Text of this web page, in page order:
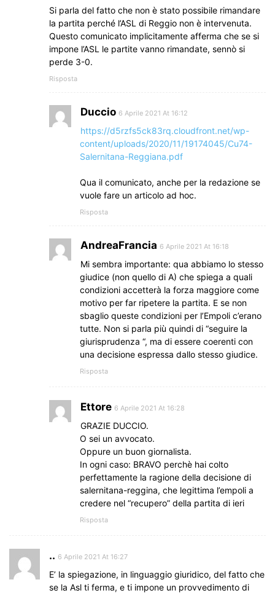
Si parla del fatto che non è stato possibile rimandare
la partita perché l’ASL di Reggio non è intervenuta.
Questo comunicato implicitamente afferma che se si
impone l’ASL le partite vanno rimandate, sennò si
perde 3-0.
Risposta
Duccio 6 Aprile 2021 At 16:12
https://d5rzfs5ck83rq.cloudfront.net/wp-
content/uploads/2020/11/19174045/Cu74-
Salernitana-Reggiana.pdf
Qua il comunicato, anche per la redazione se
vuole fare un articolo ad hoc.
Risposta
AndreaFrancia 6 Aprile 2021 At 16:18
Mi sembra importante: qua abbiamo lo stesso
giudice (non quello di A) che spiega a quali
condizioni accetterà la forza maggiore come
motivo per far ripetere la partita. E se non
sbaglio queste condizioni per l’Empoli c’erano
tutte. Non si parla più quindi di “seguire la
giurisprudenza “, ma di essere coerenti con
una decisione espressa dallo stesso giudice.
Risposta
Ettore 6 Aprile 2021 At 16:28
GRAZIE DUCCIO.
O sei un avvocato.
Oppure un buon giornalista.
In ogni caso: BRAVO perchè hai colto
perfettamente la ragione della decisione di
salernitana-reggina, che legittima l’empoli a
credere nel “recupero” della partita di ieri
Risposta
.. 6 Aprile 2021 At 16:27
E’ la spiegazione, in linguaggio giuridico, del fatto che
se la Asl ti ferma, e ti impone un provvedimento di